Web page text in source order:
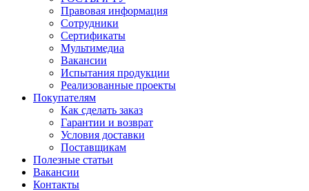
Правовая информация
Сотрудники
Сертификаты
Мультимедиа
Вакансии
Испытания продукции
Реализованные проекты
Покупателям
Как сделать заказ
Гарантии и возврат
Условия доставки
Поставщикам
Полезные статьи
Вакансии
Контакты